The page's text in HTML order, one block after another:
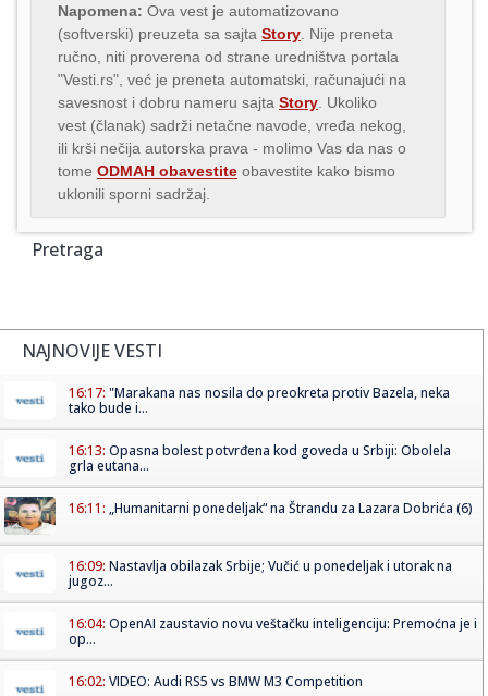
Napomena: Ova vest je automatizovano
(softverski) preuzeta sa sajta Story . Nije preneta
ručno, niti proverena od strane uredništva portala
"Vesti.rs", već je preneta automatski, računajući na
savesnost i dobru nameru sajta Story . Ukoliko
vest (članak) sadrži netačne navode, vređa nekog,
ili krši nečija autorska prava - molimo Vas da nas o
tome ODMAH obavestite obavestite kako bismo
uklonili sporni sadržaj.
Pretraga
NAJNOVIJE VESTI
16:17: "Marakana nas nosila do preokreta protiv Bazela, neka
tako bude i...
16:13: Opasna bolest potvrđena kod goveda u Srbiji: Obolela
grla eutana...
16:11: „Humanitarni ponedeljak“ na Štrandu za Lazara Dobrića (6)
16:09: Nastavlja obilazak Srbije; Vučić u ponedeljak i utorak na
jugoz...
16:04: OpenAI zaustavio novu veštačku inteligenciju: Premoćna je i
op...
16:02: VIDEO: Audi RS5 vs BMW M3 Competition